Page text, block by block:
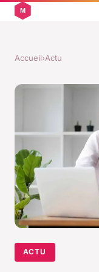
Accueil›Actu
ACTU